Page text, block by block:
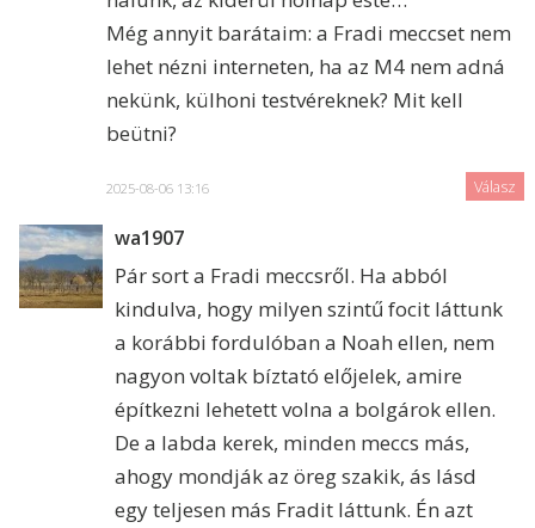
Még annyit barátaim: a Fradi meccset nem
lehet nézni interneten, ha az M4 nem adná
nekünk, külhoni testvéreknek? Mit kell
beütni?
2025-08-06 13:16 Válasz
wa1907
Pár sort a Fradi meccsről. Ha abból
kindulva, hogy milyen szintű focit láttunk
a korábbi fordulóban a Noah ellen, nem
nagyon voltak bíztató előjelek, amire
építkezni lehetett volna a bolgárok ellen.
De a labda kerek, minden meccs más,
ahogy mondják az öreg szakik, ás lásd
egy teljesen más Fradit láttunk. Én azt